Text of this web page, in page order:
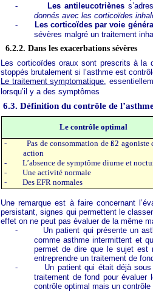
-
Les antileucotriènes
donnés avec les corticoïdes
-
Les corticoïdes par voie
sévères malgré un traitement
6.2.2. Dans les exacerbations sévères
Les corticoïdes oraux sont prescrits à la
stoppés brutalement si l’asthme est
Le traitement symptomatique ,
lorsqu’il y a des symptômes
6.3. Définition du contrôle de
Le contrôle optimal
-
Pas de consommation de ß2 agoniste
action
-
L’absence de symptôme diurne et
-
Une activité normale
-
Des EFR normales
Une remarque est à faire concernant
persistant, signes qui permettent le
effet on ne peut pas évaluer de la même
-
Un patient qui présente un
comme asthme intermittent et
permet de dire que le sujet est
entreprendre un traitement de
-
Un patient qui était déjà
traitement de fond pour évaluer
contrôle optimal mais un